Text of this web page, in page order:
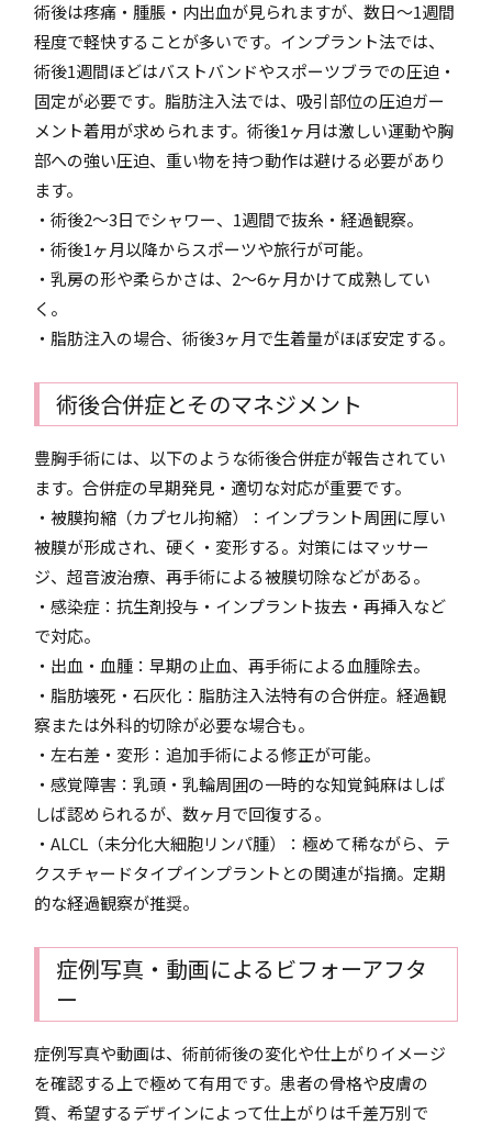
術後は疼痛・腫脹・内出血が見られますが、数日〜1週間
程度で軽快することが多いです。インプラント法では、
術後1週間ほどはバストバンドやスポーツブラでの圧迫・
固定が必要です。脂肪注入法では、吸引部位の圧迫ガー
メント着用が求められます。術後1ヶ月は激しい運動や胸
部への強い圧迫、重い物を持つ動作は避ける必要があり
ます。
・術後2〜3日でシャワー、1週間で抜糸・経過観察。
・術後1ヶ月以降からスポーツや旅行が可能。
・乳房の形や柔らかさは、2〜6ヶ月かけて成熟してい
く。
・脂肪注入の場合、術後3ヶ月で生着量がほぼ安定する。
術後合併症とそのマネジメント
豊胸手術には、以下のような術後合併症が報告されてい
ます。合併症の早期発見・適切な対応が重要です。
・被膜拘縮（カプセル拘縮）：インプラント周囲に厚い
被膜が形成され、硬く・変形する。対策にはマッサー
ジ、超音波治療、再手術による被膜切除などがある。
・感染症：抗生剤投与・インプラント抜去・再挿入など
で対応。
・出血・血腫：早期の止血、再手術による血腫除去。
・脂肪壊死・石灰化：脂肪注入法特有の合併症。経過観
察または外科的切除が必要な場合も。
・左右差・変形：追加手術による修正が可能。
・感覚障害：乳頭・乳輪周囲の一時的な知覚鈍麻はしば
しば認められるが、数ヶ月で回復する。
・ALCL（未分化大細胞リンパ腫）：極めて稀ながら、テ
クスチャードタイプインプラントとの関連が指摘。定期
的な経過観察が推奨。
症例写真・動画によるビフォーアフタ
ー
症例写真や動画は、術前術後の変化や仕上がりイメージ
を確認する上で極めて有用です。患者の骨格や皮膚の
質、希望するデザインによって仕上がりは千差万別で